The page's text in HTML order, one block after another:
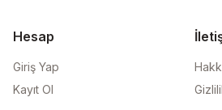
Hesap
Giriş Yap
Kayıt Ol